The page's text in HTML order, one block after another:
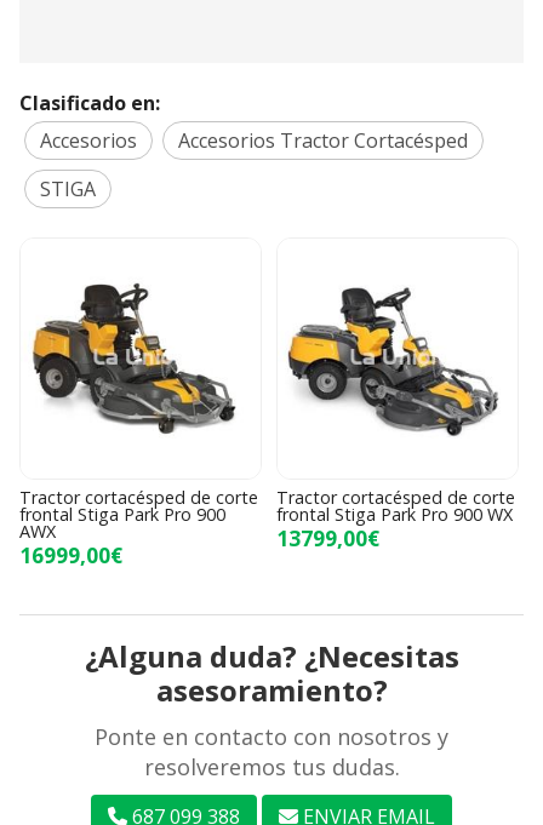
Clasificado en:
Accesorios
Accesorios Tractor Cortacésped
STIGA
Tractor cortacésped de corte
frontal Stiga Park Pro 900
AWX
16999,00€
Tractor cortacésped de corte
frontal Stiga Park Pro 900 WX
13799,00€
¿Alguna duda? ¿Necesitas
asesoramiento?
Ponte en contacto con nosotros y
resolveremos tus dudas.
687 099 388 ENVIAR EMAIL